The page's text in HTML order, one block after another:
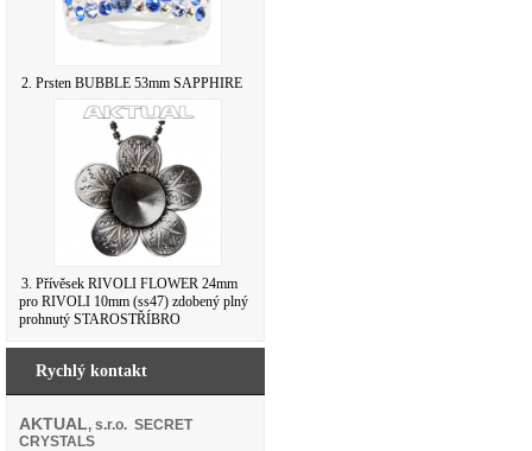
2. Prsten BUBBLE 53mm SAPPHIRE
3. Přívěsek RIVOLI FLOWER 24mm
pro RIVOLI 10mm (ss47) zdobený plný
prohnutý STAROSTŘÍBRO
Rychlý kontakt
AKTUAL, s.r.o. SECRET
CRYSTALS